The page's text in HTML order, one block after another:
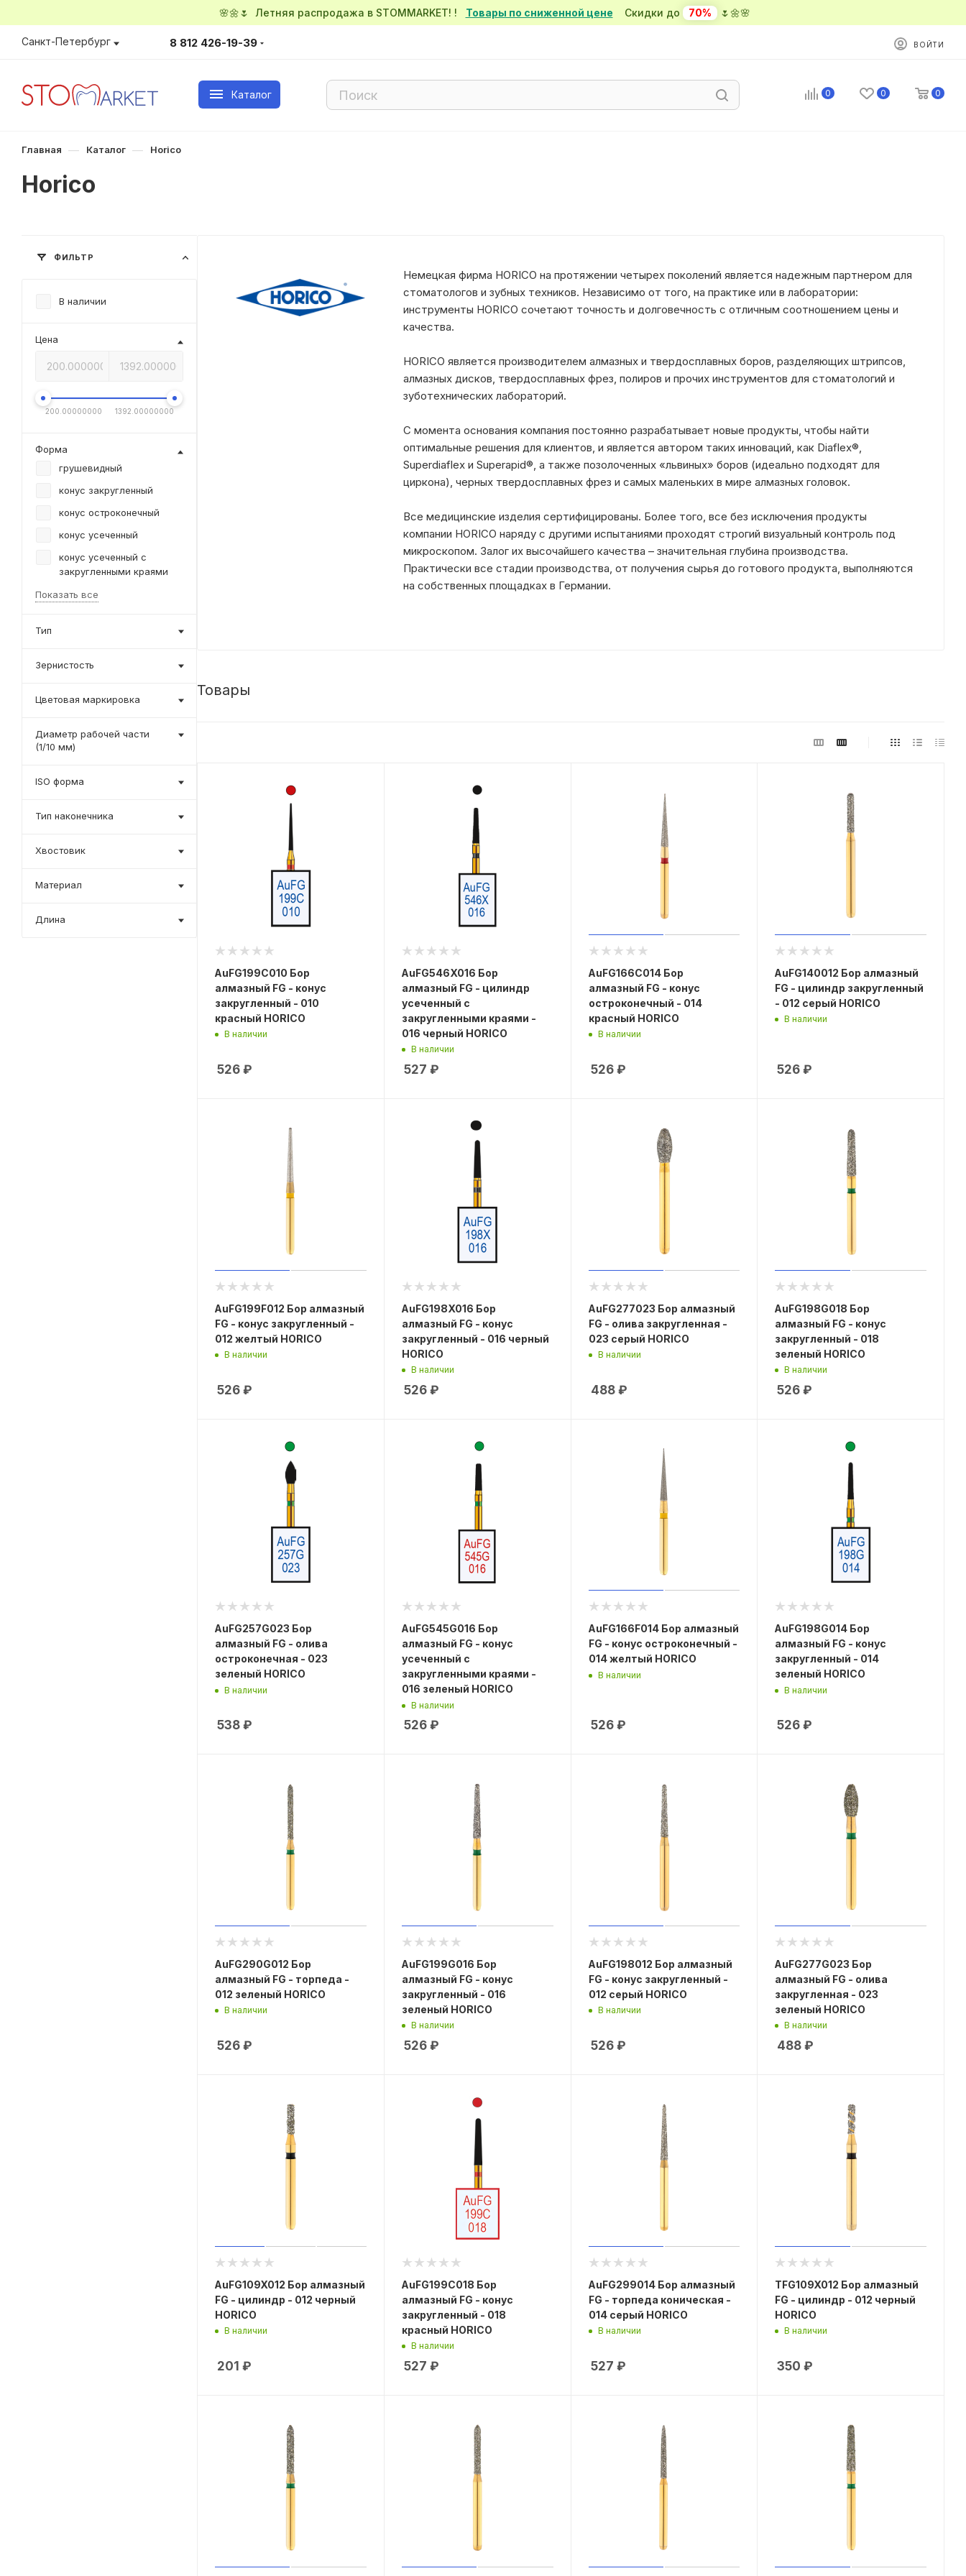
🌸🌼🌷 Летняя распродажа в STOMMARKET! ! Товары по сниженной цене Скидки до 70% 🌷🌼🌸
Санкт-Петербург 8 812 426-19-39 ВОЙТИ
Каталог 0 0 0
Главная — Каталог — Horico
Horico
Немецкая фирма HORICO на протяжении четырех поколений является надежным партнером для
стоматологов и зубных техников. Независимо от того, на практике или в лаборатории:
инструменты HORICO сочетают точность и долговечность с отличным соотношением цены и
качества.
HORICO является производителем алмазных и твердосплавных боров, разделяющих штрипсов,
алмазных дисков, твердосплавных фрез, полиров и прочих инструментов для стоматологий и
зуботехнических лабораторий.
С момента основания компания постоянно разрабатывает новые продукты, чтобы найти
оптимальные решения для клиентов, и является автором таких инноваций, как Diaflex®,
Superdiaflex и Superapid®, а также позолоченных «львиных» боров (идеально подходят для
циркона), черных твердосплавных фрез и самых маленьких в мире алмазных головок.
Все медицинские изделия сертифицированы. Более того, все без исключения продукты
компании HORICO наряду с другими испытаниями проходят строгий визуальный контроль под
микроскопом. Залог их высочайшего качества – значительная глубина производства.
Практически все стадии производства, от получения сырья до готового продукта, выполняются
на собственных площадках в Германии.
Товары
AuFG199C010 Бор
алмазный FG - конус
закругленный - 010
красный HORICO
В наличии
526 ₽
AuFG546X016 Бор
алмазный FG - цилиндр
усеченный с
закругленными краями -
016 черный HORICO
В наличии
527 ₽
AuFG166C014 Бор
алмазный FG - конус
остроконечный - 014
красный HORICO
В наличии
526₽
AuFG140012 Бор алмазный
FG - цилиндр закругленный
- 012 серый HORICO
В наличии
526 ₽
AuFG199F012 Бор алмазный
FG - конус закругленный -
012 желтый HORICO
В наличии
526 ₽
AuFG198X016 Бор
алмазный FG - конус
закругленный - 016 черный
HORICO
В наличии
526₽
AuFG277023 Бор алмазный
FG - олива закругленная -
023 серый HORICO
В наличии
488₽
AuFG198G018 Бор
алмазный FG - конус
закругленный - 018
зеленый HORICO
В наличии
526 ₽
AuFG257G023 Бор
алмазный FG - олива
остроконечная - 023
зеленый HORICO
В наличии
538 ₽
AuFG545G016 Бор
алмазный FG - конус
усеченный с
закругленными краями -
016 зеленый HORICO
В наличии
526₽
AuFG166F014 Бор алмазный
FG - конус остроконечный -
014 желтый HORICO
В наличии
526₽
AuFG198G014 Бор
алмазный FG - конус
закругленный - 014
зеленый HORICO
В наличии
526 ₽
AuFG290G012 Бор
алмазный FG - торпеда -
012 зеленый HORICO
В наличии
526 ₽
AuFG199G016 Бор
алмазный FG - конус
закругленный - 016
зеленый HORICO
В наличии
526₽
AuFG198012 Бор алмазный
FG - конус закругленный -
012 серый HORICO
В наличии
526₽
AuFG277G023 Бор
алмазный FG - олива
закругленная - 023
зеленый HORICO
В наличии
488 ₽
AuFG109X012 Бор алмазный
FG - цилиндр - 012 черный
HORICO
В наличии
201 ₽
AuFG199C018 Бор
алмазный FG - конус
закругленный - 018
красный HORICO
В наличии
527 ₽
AuFG299014 Бор алмазный
FG - торпеда коническая -
014 серый HORICO
В наличии
527 ₽
TFG109X012 Бор алмазный
FG - цилиндр - 012 черный
HORICO
В наличии
350 ₽
ФИЛЬТР
Цена
200.00000000 1392.00000000
В наличии
Форма
грушевидный
конус закругленный
конус остроконечный
конус усеченный
конус усеченный с
закругленными краями
Показать все
Тип
Зернистость
Цветовая маркировка
Диаметр рабочей части
(1/10 мм)
ISO форма
Тип наконечника
Хвостовик
Материал
Длина